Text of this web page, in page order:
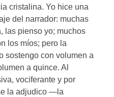
cristalina. Yo hice una
del narrador: muchas
las pienso yo; muchos
los míos; pero la
sostengo con volumen a
a quince. Al
vociferante y por
la adjudico —la